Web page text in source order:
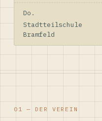
Do.
Stadtteilschule
Bramfeld
01 — DER VEREIN